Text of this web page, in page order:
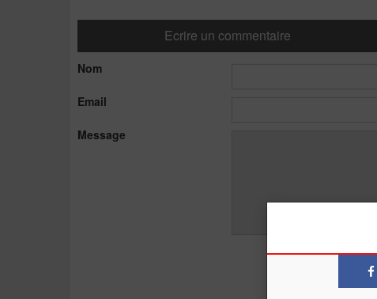
Ecrire un commentaire
Nom
Email
Message